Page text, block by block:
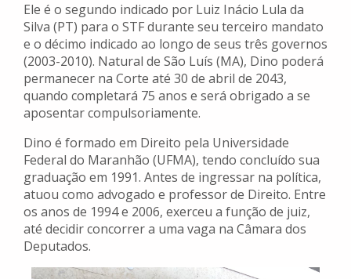
Ele é o segundo indicado por Luiz Inácio Lula da
Silva (PT) para o STF durante seu terceiro mandato
e o décimo indicado ao longo de seus três governos
(2003-2010). Natural de São Luís (MA), Dino poderá
permanecer na Corte até 30 de abril de 2043,
quando completará 75 anos e será obrigado a se
aposentar compulsoriamente.
Dino é formado em Direito pela Universidade
Federal do Maranhão (UFMA), tendo concluído sua
graduação em 1991. Antes de ingressar na política,
atuou como advogado e professor de Direito. Entre
os anos de 1994 e 2006, exerceu a função de juiz,
até decidir concorrer a uma vaga na Câmara dos
Deputados.